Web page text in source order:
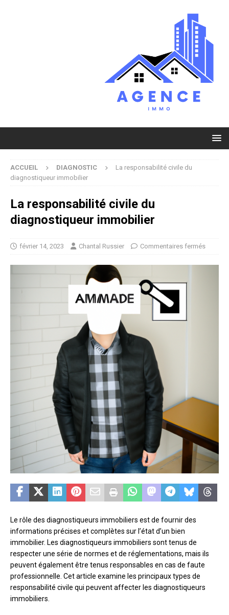
ACCUEIL DIAGNOSTIC
La responsabilité civile du
diagnostiqueur immobilier
La responsabilité civile du
diagnostiqueur immobilier
février 14, 2023 Chantal Russier Commentaires fermés
Le rôle des diagnostiqueurs immobiliers est de fournir des
informations précises et complètes sur l’état d’un bien
immobilier. Les diagnostiqueurs immobiliers sont tenus de
respecter une série de normes et de réglementations, mais ils
peuvent également être tenus responsables en cas de faute
professionnelle. Cet article examine les principaux types de
responsabilité civile qui peuvent affecter les diagnostiqueurs
immobiliers.